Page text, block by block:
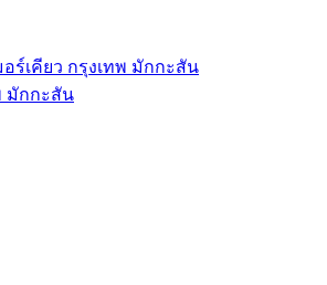
ร์เคียว กรุงเทพ มักกะสัน
มักกะสัน